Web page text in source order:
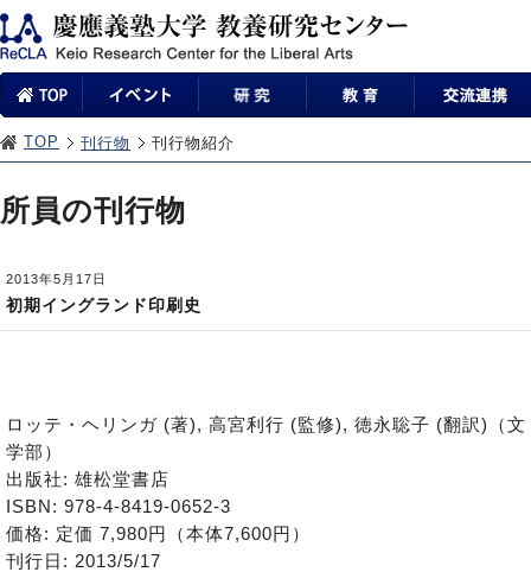
TOP 刊行物 刊行物紹介
所員の刊行物
2013年5月17日
初期イングランド印刷史
ロッテ・ヘリンガ (著), 高宮利行 (監修), 徳永聡子 (翻訳)（文
学部）
出版社: 雄松堂書店
ISBN: 978-4-8419-0652-3
価格: 定価 7,980円（本体7,600円）
刊行日: 2013/5/17